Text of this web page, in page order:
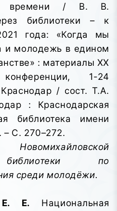
времени / В. В.
библиотеки – к
года: «Когда мы
и молодежь в едином
: материалы XX
1-24
/ сост. Т.А.
: Краснодарская
библиотека имени
– С. 270–272.
библиотеки по
среди молодёжи.
Е. Е. Национальная